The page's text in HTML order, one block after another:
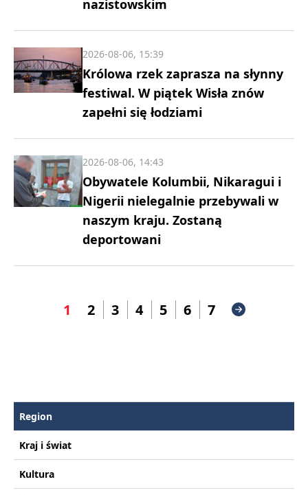
nazistowskim
Królowa rzek zaprasza na słynny
festiwal. W piątek Wisła znów
zapełni się łodziami
2026-08-06, 15:39
Obywatele Kolumbii, Nikaragui i
Nigerii nielegalnie przebywali w
naszym kraju. Zostaną
deportowani
2026-08-06, 14:43
1 2 3 4 5 6 7
Region
Kraj i świat
Kultura